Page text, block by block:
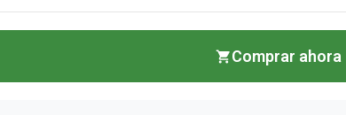
Comprar ahora